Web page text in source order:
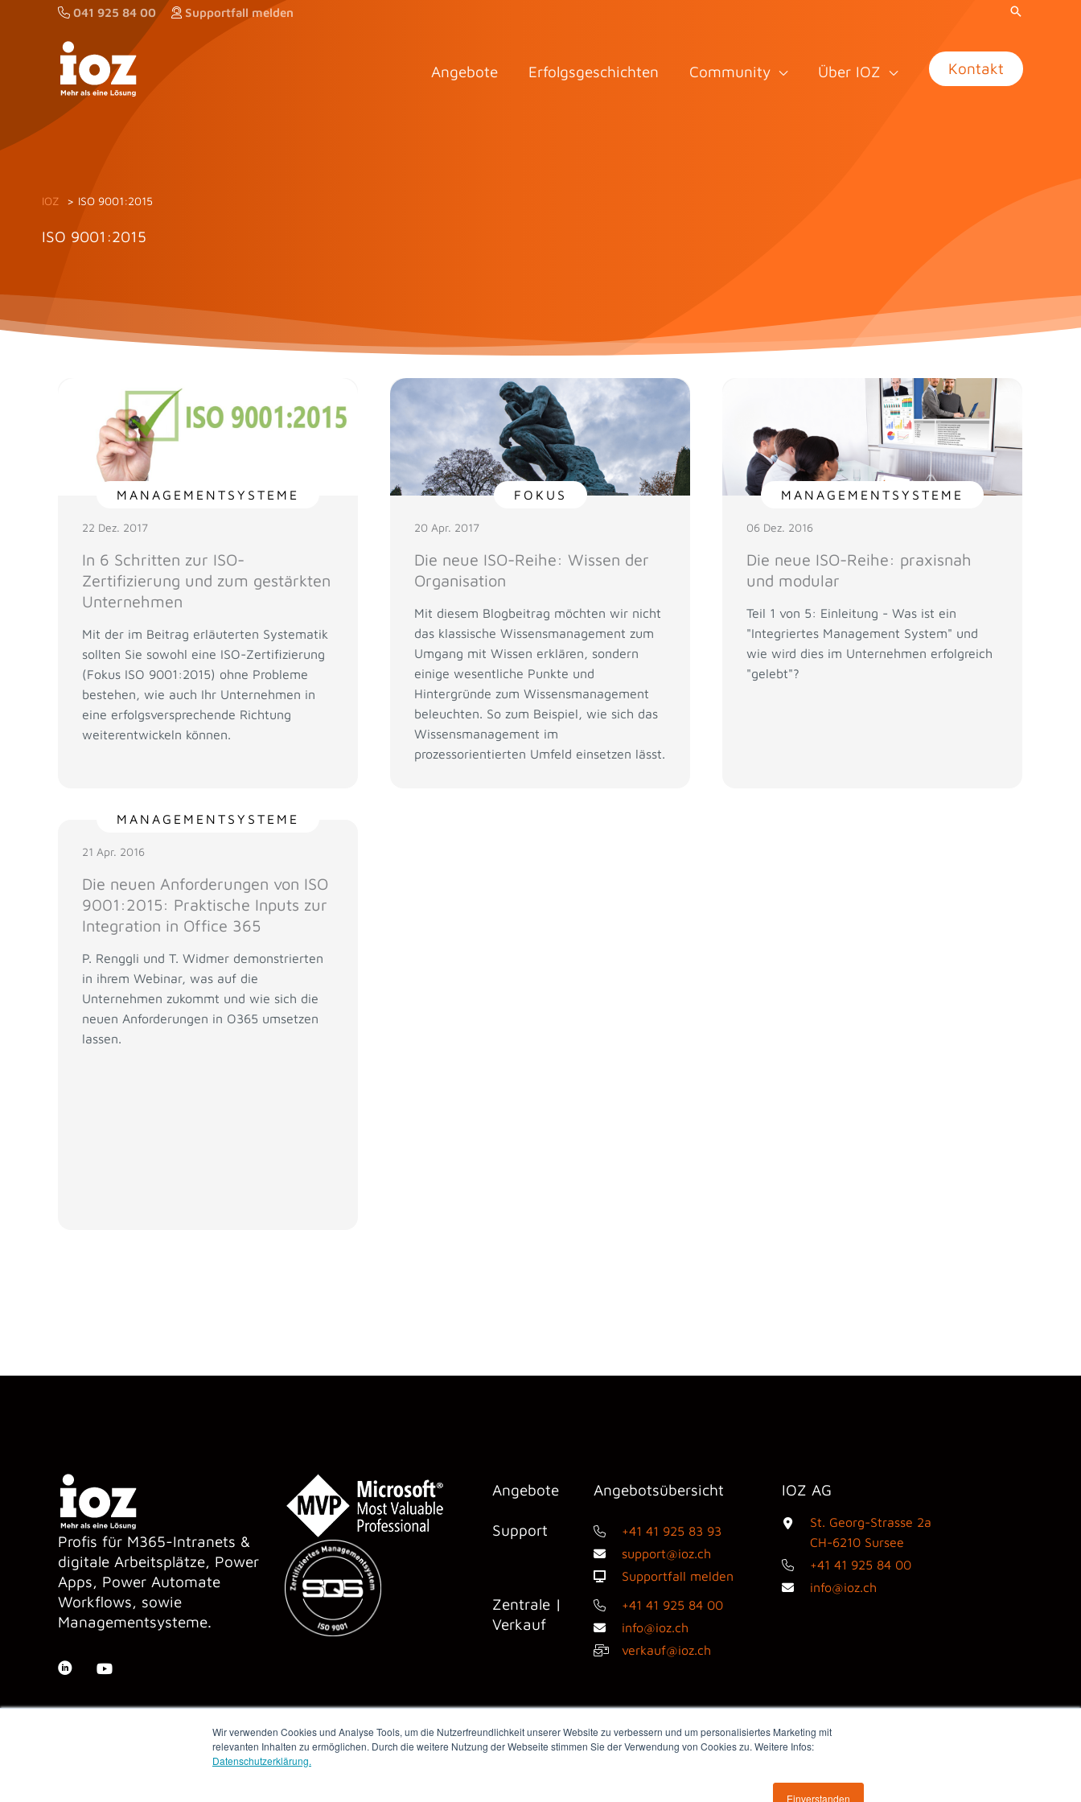
Wir verwenden Cookies und Analyse Tools, um die Nutzerfreundlichkeit unserer Website zu verbessern und um personalisiertes Marketing mit
relevanten Inhalten zu ermöglichen. Durch die weitere Nutzung der Webseite stimmen Sie der Verwendung von Cookies zu. Weitere Infos:
Datenschutzerklärung.
Einverstanden
041 925 84 00 Supportfall melden
Angebote Erfolgsgeschichten Community Über IOZ Kontakt
IOZ ISO 9001:2015
ISO 9001:2015
MANAGEMENTSYSTEME
22 Dez. 2017
In 6 Schritten zur ISO-
Zertifizierung und zum gestärkten
Unternehmen
Mit der im Beitrag erläuterten Systematik
sollten Sie sowohl eine ISO-Zertifizierung
(Fokus ISO 9001:2015) ohne Probleme
bestehen, wie auch Ihr Unternehmen in
eine erfolgsversprechende Richtung
weiterentwickeln können.
FOKUS
20 Apr. 2017
Die neue ISO-Reihe: Wissen der
Organisation
Mit diesem Blogbeitrag möchten wir nicht
das klassische Wissensmanagement zum
Umgang mit Wissen erklären, sondern
einige wesentliche Punkte und
Hintergründe zum Wissensmanagement
beleuchten. So zum Beispiel, wie sich das
Wissensmanagement im
prozessorientierten Umfeld einsetzen lässt.
MANAGEMENTSYSTEME
06 Dez. 2016
Die neue ISO-Reihe: praxisnah
und modular
Teil 1 von 5: Einleitung - Was ist ein
"Integriertes Management System" und
wie wird dies im Unternehmen erfolgreich
"gelebt"?
MANAGEMENTSYSTEME
21 Apr. 2016
Die neuen Anforderungen von ISO
9001:2015: Praktische Inputs zur
Integration in Office 365
P. Renggli und T. Widmer demonstrierten
in ihrem Webinar, was auf die
Unternehmen zukommt und wie sich die
neuen Anforderungen in O365 umsetzen
lassen.
Profis für M365-Intranets &
digitale Arbeitsplätze, Power
Apps, Power Automate
Workflows, sowie
Managementsysteme.
Angebote Angebotsübersicht
Support
+41 41 925 83 93
support@ioz.ch
Supportfall melden
Zentrale |
Verkauf
+41 41 925 84 00
info@ioz.ch
verkauf@ioz.ch
IOZ AG
St. Georg-Strasse 2a
CH-6210 Sursee
+41 41 925 84 00
info@ioz.ch
Impressum·Datenschutz·